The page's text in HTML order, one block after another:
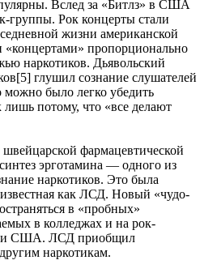
Вслед за «Битлз» в США
группы. Рок концерты стали
жизни американской
пропорционально
наркотиков. Дьявольский
глушил сознание слушателей
можно было легко убедить
потому, что «все делают
фармацевтической
эрготамина — одного из
наркотиков. Это была
известная как ЛСД. Новый «чудо-
в «пробных»
в колледжах и на рок-
США. ЛСД приобщил
наркотикам.